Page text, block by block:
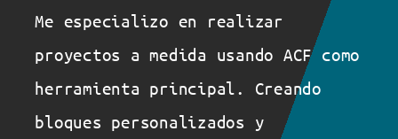
Me especializo en realizar
proyectos a medida usando ACF como
herramienta principal. Creando
bloques personalizados y